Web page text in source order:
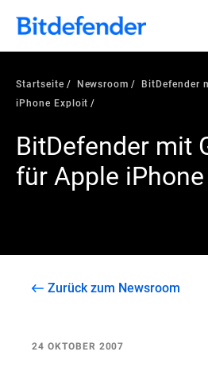
Startseite Newsroom
BitDefender
iPhone Exploit
BitDefender mit
für Apple
Zurück zum Newsroom
24 OKTOBER 2007